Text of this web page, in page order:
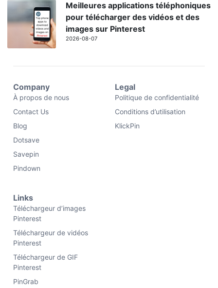
Meilleures applications téléphoniques
pour télécharger des vidéos et des
images sur Pinterest
2026-08-07
Company
À propos de nous
Contact Us
Blog
Dotsave
Savepin
Pindown
Legal
Politique de confidentialité
Conditions d’utilisation
KlickPin
Links
Téléchargeur d’images
Pinterest
Téléchargeur de vidéos
Pinterest
Téléchargeur de GIF
Pinterest
PinGrab